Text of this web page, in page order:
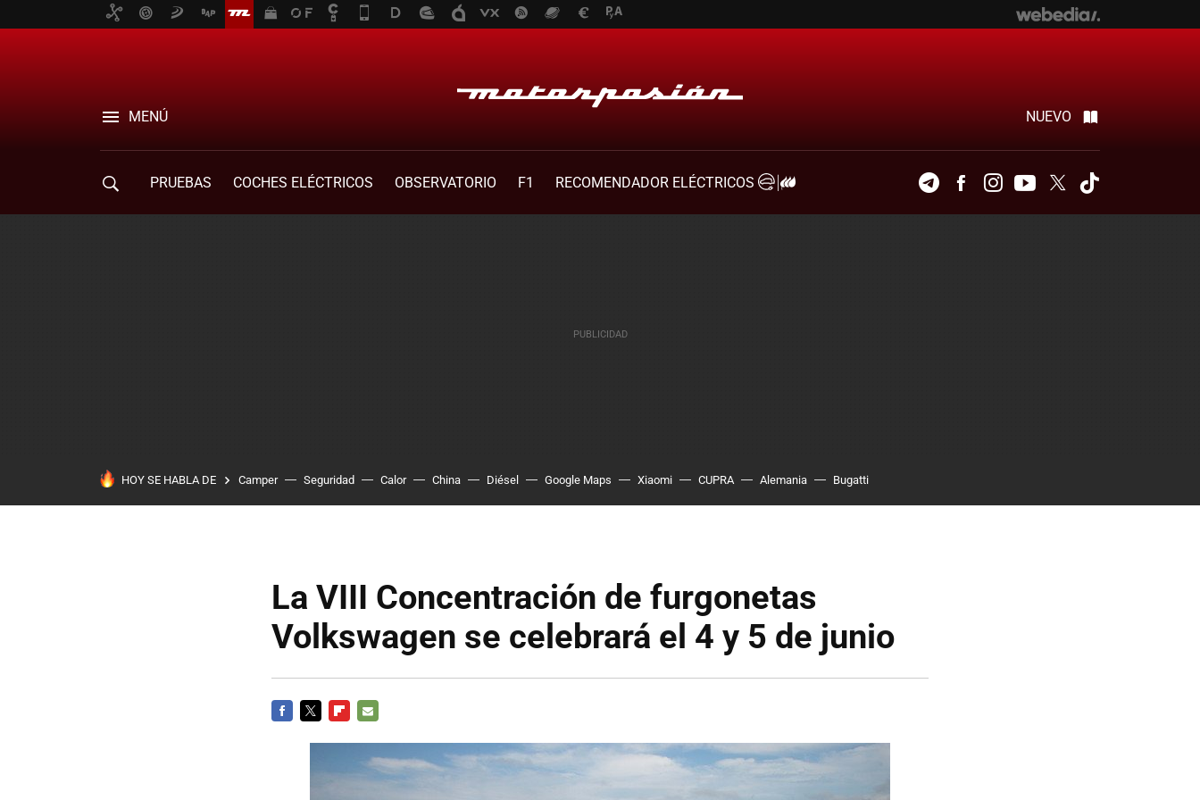
MENÚ NUEVO
PRUEBAS COCHES ELÉCTRICOS OBSERVATORIO F1
RECOMENDADOR ELÉCTRICOS
TelegramFacebookInstagramYoutubeTwitter
HOY SE HABLA DE Camper Seguridad Calor China Diésel Google Maps Xiaomi CUPRA Alemania Bugatti
La VIII Concentración de furgonetas
Volkswagen se celebrará el 4 y 5 de junio